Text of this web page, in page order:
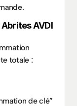
AVDI
totale :
de clé”